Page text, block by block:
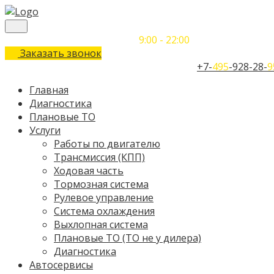
9:00 - 22:00
Заказать звонок
+7-495-928-28-
Главная
Диагностика
Плановые ТО
Услуги
Работы по двигателю
Трансмиссия (КПП)
Ходовая часть
Тормозная система
Рулевое управление
Система охлаждения
Выхлопная система
Плановые ТО (ТО не у дилера)
Диагностика
Автосервисы